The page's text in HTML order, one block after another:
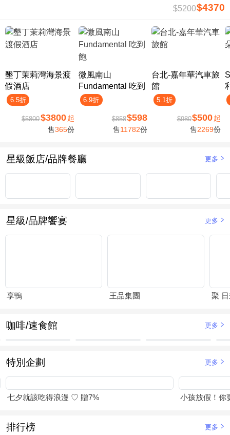
$5200$4370
墾丁茉莉灣海景渡
假酒店
6.5折
$5800$3800 起
售365份
微風南山
Fundamental 吃到
飽6.9折
$858$598
售11782份
台北-嘉年華汽車旅
館
5.1折
$980$500 起
售2269份
星級飯店/品牌餐廳 更多
星級/品牌饗宴 更多
享鴨 王品集團 聚
咖啡/速食館 更多
特別企劃 更多
七夕就該吃得浪漫 ♡ 贈7% 小孩放假！你
排行榜 更多